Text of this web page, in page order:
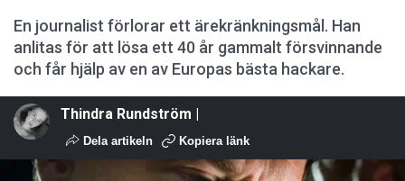
En journalist förlorar ett ärekränkningsmål. Han
anlitas för att lösa ett 40 år gammalt försvinnande
och får hjälp av en av Europas bästa hackare.
Thindra Rundström |
Dela artikeln Kopiera länk